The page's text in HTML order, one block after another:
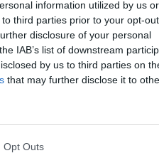
information utilized by us or
third parties prior to your opt-
disclosure of your personal
IAB’s list of downstream
by us to third parties on
that may further disclose it to
Opt Outs